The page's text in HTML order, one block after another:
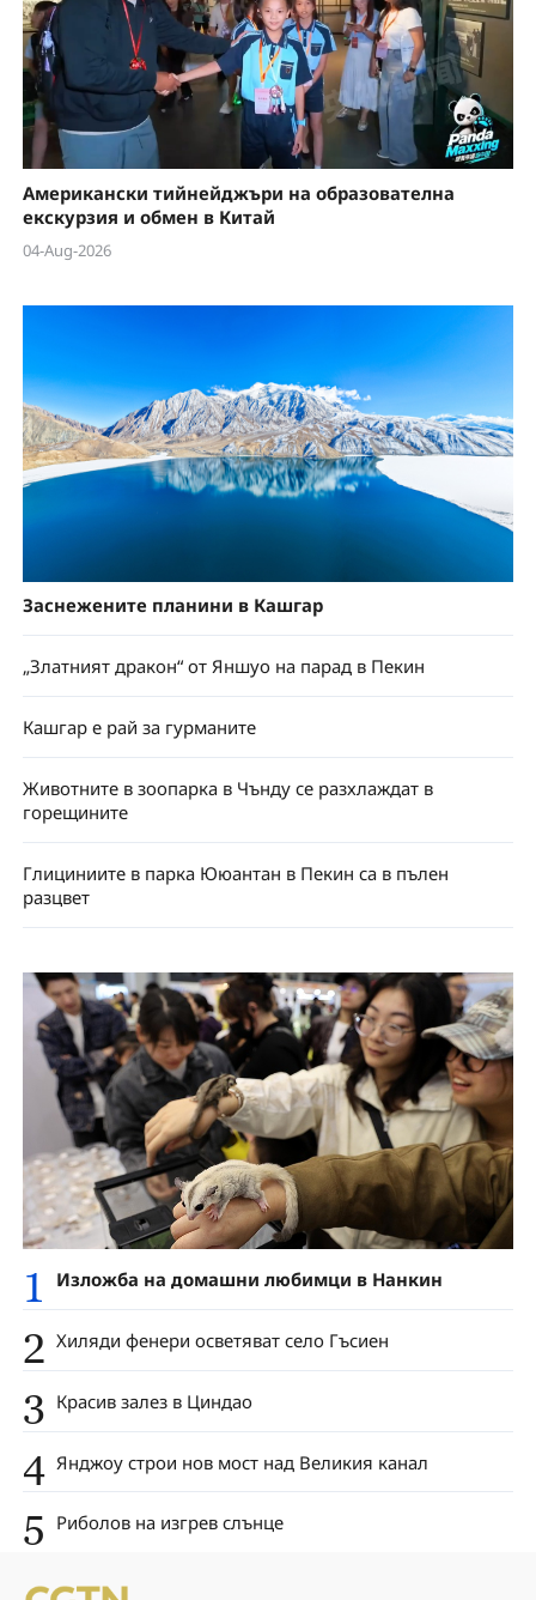
Американски тийнейджъри на образователна
екскурзия и обмен в Китай
04-Aug-2026
Заснежените планини в Кашгар
„Златният дракон“ от Яншуо на парад в Пекин
Кашгар е рай за гурманите
Животните в зоопарка в Чънду се разхлаждат в
горещините
Глициниите в парка Ююантан в Пекин са в пълен
разцвет
1 Изложба на домашни любимци в Нанкин
2 Хиляди фенери осветяват село Гъсиен
3 Красив залез в Циндао
4 Янджоу строи нов мост над Великия канал
5 Риболов на изгрев слънце